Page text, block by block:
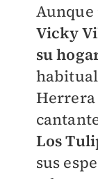
Aunque
Vicky
su
Los
sus